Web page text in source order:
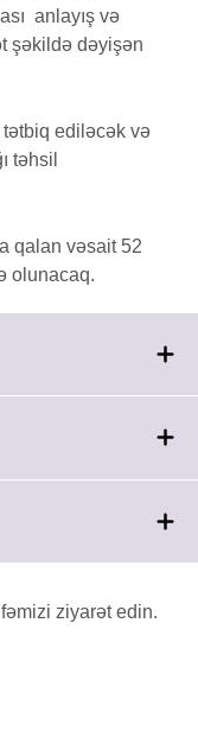
anlayış və
şəkildə dəyişən
ediləcək və
təhsil
qalan vəsait 52
olunacaq.
ziyarət edin.